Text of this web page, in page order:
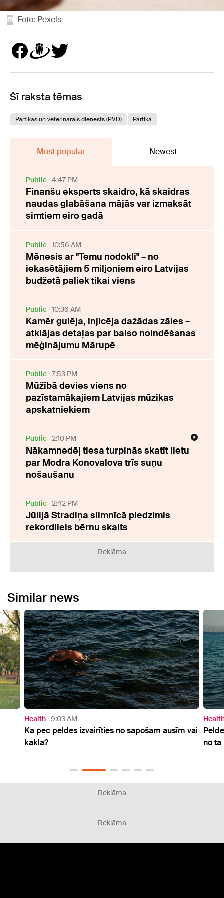
Foto: Pexels
Šī raksta tēmas
Pārtikas un veterinārais dienests (PVD) Pārtika
Most popular Newest
Public 4:47 PM
Finanšu eksperts skaidro, kā skaidras
naudas glabāšana mājās var izmaksāt
simtiem eiro gadā
Public 10:56 AM
Mēnesis ar "Temu nodokli" – no
iekasētājiem 5 miljoniem eiro Latvijas
budžetā paliek tikai viens
Public 10:36 AM
Kamēr gulēja, injicēja dažādas zāles –
atklājas detaļas par baiso noindēšanas
mēģinājumu Mārupē
Public 7:53 PM
Mūžībā devies viens no
pazīstamākajiem Latvijas mūzikas
apskatniekiem
Public 2:10 PM
Nākamnedēļ tiesa turpinās skatīt lietu
par Modra Konovalova trīs suņu
nošaušanu
Public 2:42 PM
Jūlijā Stradiņa slimnīcā piedzimis
rekordliels bērnu skaits
Reklāma
Similar news
Health 3:17 PM
Peldes var beigties ar ausu vai kakla sāpēm: kā
no tā izvairīties
Reklāma
Reklāma